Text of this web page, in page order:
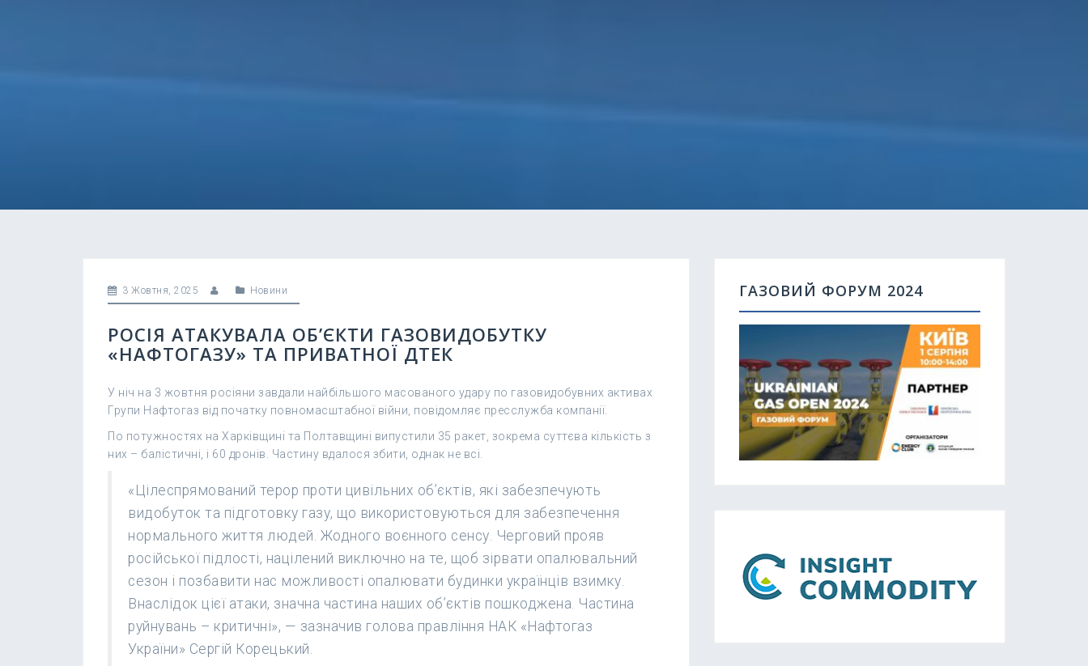
3 Жовтня, 2025 Новини
РОСІЯ АТАКУВАЛА ОБ’ЄКТИ ГАЗОВИДОБУТКУ
«НАФТОГАЗУ» ТА ПРИВАТНОЇ ДТЕК
У ніч на 3 жовтня росіяни завдали найбільшого масованого удару по газовидобувних активах
Групи Нафтогаз від початку повномасштабної війни, повідомляє пресслужба компанії.
По потужностях на Харківщині та Полтавщині випустили 35 ракет, зокрема суттєва кількість з
них – балістичні, і 60 дронів. Частину вдалося збити, однак не всі.
«Цілеспрямований терор проти цивільних обʼєктів, які забезпечують
видобуток та підготовку газу, що використовуються для забезпечення
нормального життя людей. Жодного воєнного сенсу. Черговий прояв
російської підлості, націлений виключно на те, щоб зірвати опалювальний
сезон і позбавити нас можливості опалювати будинки українців взимку.
Внаслідок цієї атаки, значна частина наших обʼєктів пошкоджена. Частина
руйнувань – критичні», — зазначив голова правління НАК «Нафтогаз
України» Сергій Корецький.
ГАЗОВИЙ ФОРУМ 2024